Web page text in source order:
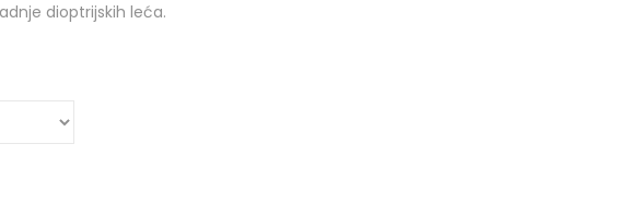
dioptrijskih leća.